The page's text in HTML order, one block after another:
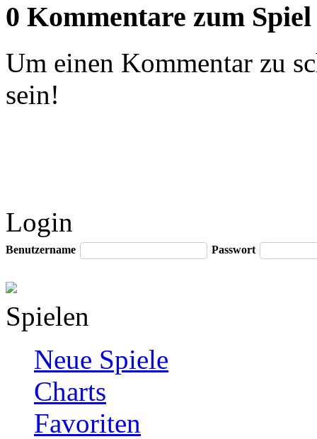
0 Kommentare zum Spiel
Um einen Kommentar zu
sein!
Login
Benutzername Passwort
Spielen
Neue Spiele
Charts
Favoriten